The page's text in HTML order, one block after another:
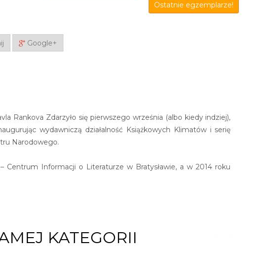
Ostatnie egzemplarze!
Google+
Rankova Zdarzyło się pierwszego września (albo kiedy indziej),
wydawniczą działalność Książkowych Klimatów i serię
Narodowego.
Centrum Informacji o Literaturze w Bratysławie, a w 2014 roku
KATEGORII